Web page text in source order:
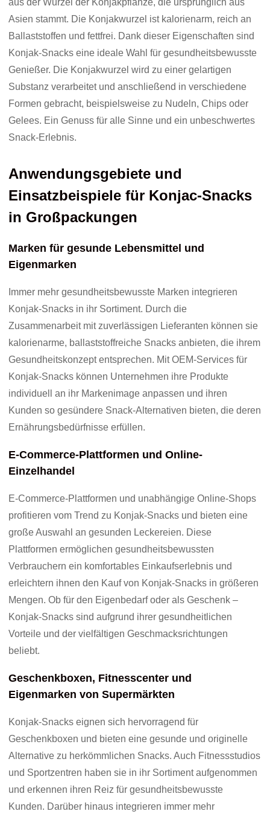
Asien stammt. Die Konjakwurzel ist kalorienarm, reich an
Ballaststoffen und fettfrei. Dank dieser Eigenschaften sind
Konjak-Snacks eine ideale Wahl für gesundheitsbewusste
Genießer. Die Konjakwurzel wird zu einer gelartigen
Substanz verarbeitet und anschließend in verschiedene
Formen gebracht, beispielsweise zu Nudeln, Chips oder
Gelees. Ein Genuss für alle Sinne und ein unbeschwertes
Snack-Erlebnis.
Anwendungsgebiete und
Einsatzbeispiele für Konjac-Snacks
in Großpackungen
Marken für gesunde Lebensmittel und
Eigenmarken
Immer mehr gesundheitsbewusste Marken integrieren
Konjak-Snacks in ihr Sortiment. Durch die
Zusammenarbeit mit zuverlässigen Lieferanten können sie
kalorienarme, ballaststoffreiche Snacks anbieten, die ihrem
Gesundheitskonzept entsprechen. Mit OEM-Services für
Konjak-Snacks können Unternehmen ihre Produkte
individuell an ihr Markenimage anpassen und ihren
Kunden so gesündere Snack-Alternativen bieten, die deren
Ernährungsbedürfnisse erfüllen.
E-Commerce-Plattformen und Online-
Einzelhandel
E-Commerce-Plattformen und unabhängige Online-Shops
profitieren vom Trend zu Konjak-Snacks und bieten eine
große Auswahl an gesunden Leckereien. Diese
Plattformen ermöglichen gesundheitsbewussten
Verbrauchern ein komfortables Einkaufserlebnis und
erleichtern ihnen den Kauf von Konjak-Snacks in größeren
Mengen. Ob für den Eigenbedarf oder als Geschenk –
Konjak-Snacks sind aufgrund ihrer gesundheitlichen
Vorteile und der vielfältigen Geschmacksrichtungen
beliebt.
Geschenkboxen, Fitnesscenter und
Eigenmarken von Supermärkten
Konjak-Snacks eignen sich hervorragend für
Geschenkboxen und bieten eine gesunde und originelle
Alternative zu herkömmlichen Snacks. Auch Fitnessstudios
und Sportzentren haben sie in ihr Sortiment aufgenommen
und erkennen ihren Reiz für gesundheitsbewusste
Kunden. Darüber hinaus integrieren immer mehr